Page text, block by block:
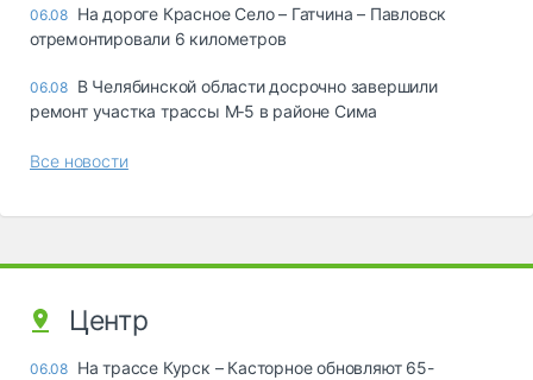
06.08 На дороге Красное Село – Гатчина – Павловск
отремонтировали 6 километров
06.08 В Челябинской области досрочно завершили
ремонт участка трассы М‑5 в районе Сима
Все новости
Центр
06.08 На трассе Курск – Касторное обновляют 65-